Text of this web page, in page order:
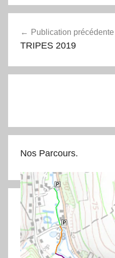
de
Publication précédente
TRIPES 2019
Nos Parcours.